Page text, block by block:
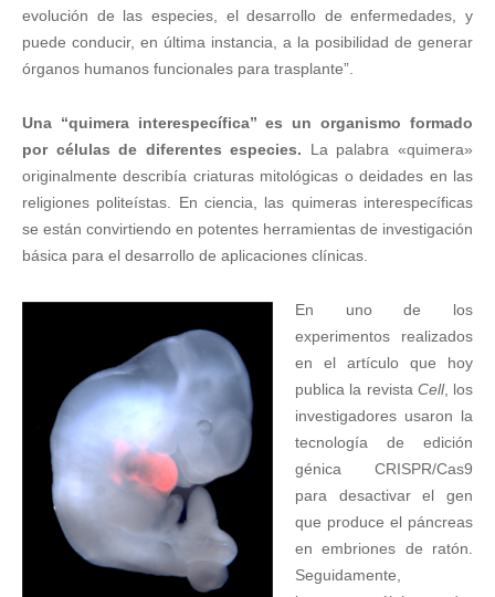
evolución de las especies, el desarrollo de enfermedades, y
puede conducir, en última instancia, a la posibilidad de generar
órganos humanos funcionales para trasplante”.
Una “quimera interespecífica” es un organismo formado
por células de diferentes especies. La palabra «quimera»
originalmente describía criaturas mitológicas o deidades en las
religiones politeístas. En ciencia, las quimeras interespecíficas
se están convirtiendo en potentes herramientas de investigación
básica para el desarrollo de aplicaciones clínicas.
En uno de los
experimentos realizados
en el artículo que hoy
publica la revista Cell, los
investigadores usaron la
tecnología de edición
génica CRISPR/Cas9
para desactivar el gen
que produce el páncreas
en embriones de ratón.
Seguidamente,